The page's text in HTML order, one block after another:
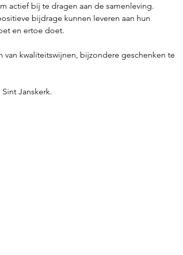
actief bij te dragen aan de samenleving.
bijdrage kunnen leveren aan hun
en ertoe doet.
kwaliteitswijnen, bijzondere geschenken te
Janskerk.